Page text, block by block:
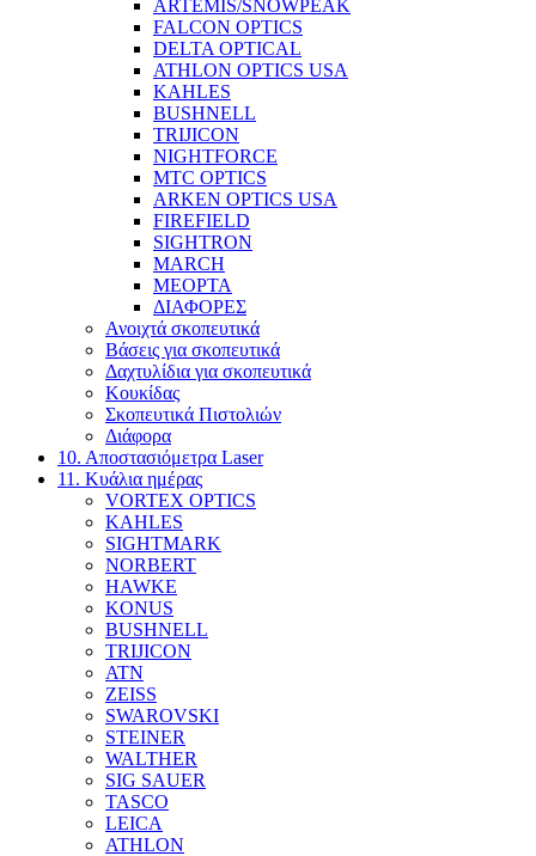
ARTEMIS/SNOWPEAK
FALCON OPTICS
DELTA OPTICAL
ATHLON OPTICS USA
KAHLES
BUSHNELL
TRIJICON
NIGHTFORCE
MTC OPTICS
ARKEN OPTICS USA
FIREFIELD
SIGHTRON
MARCH
MEOPTA
ΔΙΑΦΟΡΕΣ
Ανοιχτά σκοπευτικά
Βάσεις για σκοπευτικά
Δαχτυλίδια για σκοπευτικά
Κουκίδας
Σκοπευτικά Πιστολιών
Διάφορα
10. Αποστασιόμετρα Laser
11. Κυάλια ημέρας
VORTEX OPTICS
KAHLES
SIGHTMARK
NORBERT
HAWKE
KONUS
BUSHNELL
TRIJICON
ATN
ZEISS
SWAROVSKI
STEINER
WALTHER
SIG SAUER
TASCO
LEICA
ATHLON